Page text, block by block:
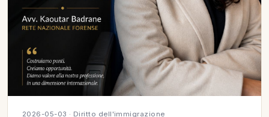
2026-05-03 · Diritto dell'immigrazione